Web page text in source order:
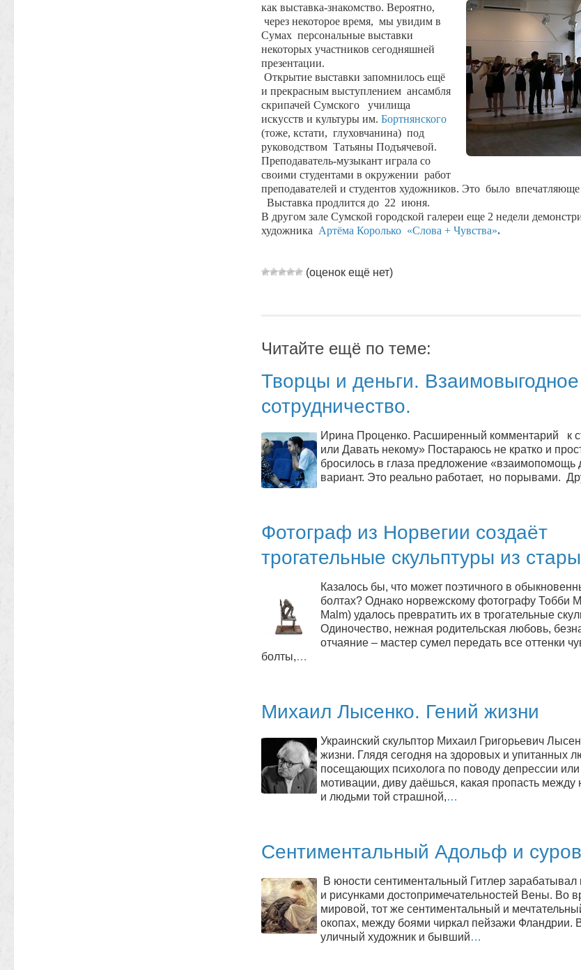
как выставка-знакомство. Вероятно,
через некоторое время, мы увидим в
Сумах персональные выставки
некоторых участников сегодняшней
презентации.
Открытие выставки запомнилось ещё
и прекрасным выступлением ансамбля
скрипачей Сумского
училища
искусств и культуры им. Бортнянского
(тоже, кстати, глуховчанина) под
руководством Татьяны Подъячевой.
Преподаватель-музыкант играла со
своими студентами в окружении работ
преподавателей и студентов художников. Это было
Выставка продлится до 22 июня.
В другом зале Сумской городской галереи еще 2 недели
художника Артёма Королько «Слова + Чувства».
(оценок ещё нет)
Читайте ещё по теме:
Творцы и деньги. Взаимовыгодное
сотрудничество.
Ирина Проценко. Расширенный комментарий к
или Давать некому» Постараюсь не кратко и
бросилось в глаза предложение «взаимопомощь
вариант. Это реально работает, но порывами.
Фотограф из Норвегии создаёт
трогательные скульптуры из
Казалось бы, что может поэтичного в
болтах? Однако норвежскому фотографу Тобби
Malm) удалось превратить их в трогательные
Одиночество, нежная родительская любовь,
отчаяние – мастер сумел передать все оттенки
болты,…
Михаил Лысенко. Гений жизни
Украинский скульптор Михаил Григорьевич
жизни. Глядя сегодня на здоровых и упитанных
посещающих психолога по поводу депрессии или
мотивации, диву даёшься, какая пропасть
и людьми той страшной,…
Сентиментальный Адольф и
В юности сентиментальный Гитлер
и рисунками достопримечательностей Вены. Во
мировой, тот же сентиментальный и
окопах, между боями чиркал пейзажи Фландрии.
уличный художник и бывший…